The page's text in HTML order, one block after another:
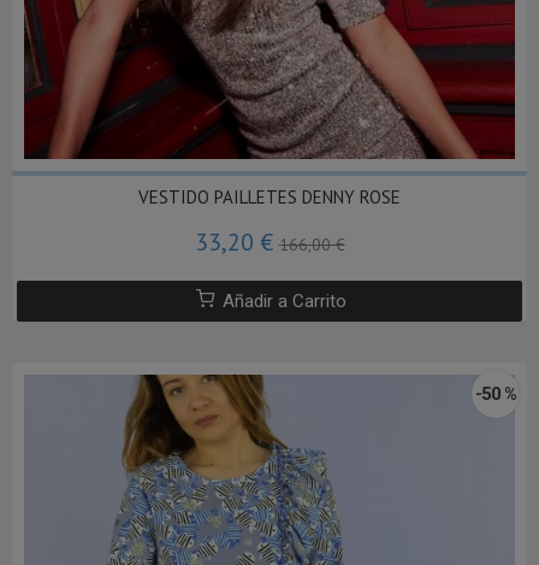
VESTIDO PAILLETES DENNY ROSE
33,20 €166,00 €
Añadir a Carrito
-50 %